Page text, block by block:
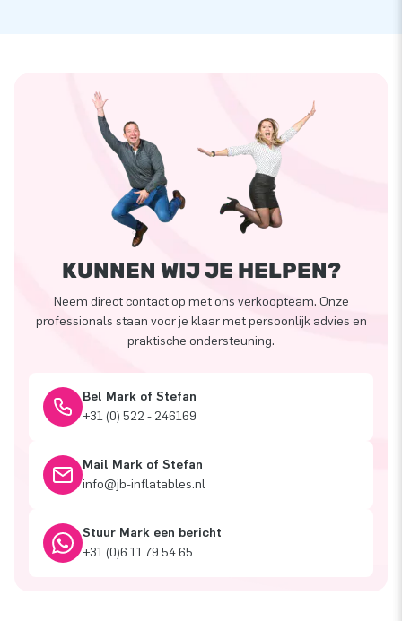
KUNNEN WIJ JE HELPEN?
Neem direct contact op met ons verkoopteam. Onze
professionals staan voor je klaar met persoonlijk advies en
praktische ondersteuning.
Bel Mark of Stefan
+31 (0) 522 - 246169
Mail Mark of Stefan
info@jb-inflatables.nl
Stuur Mark een bericht
+31 (0)6 11 79 54 65